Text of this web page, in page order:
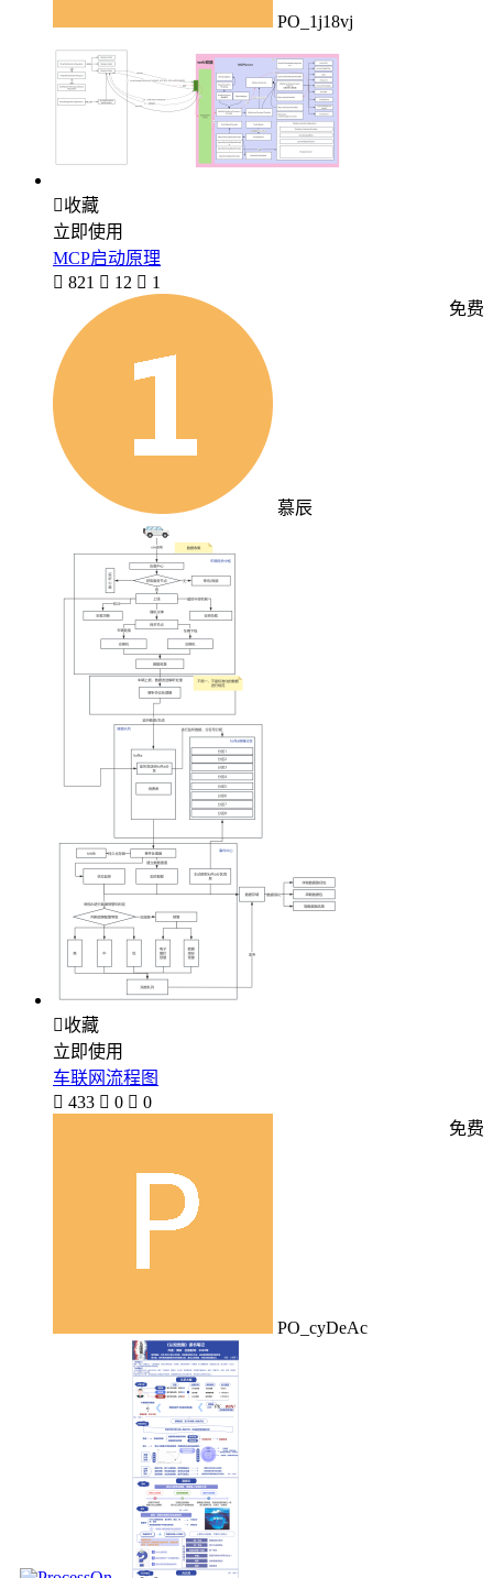
PO_1j18vj
收藏
立即使用
MCP启动原理
 821  12  1
慕辰
免费
收藏
立即使用
车联网流程图
 433  0  0
PO_cyDeAc
免费